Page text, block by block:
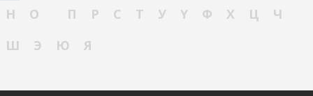
Н
О П Р С Т У Ү Ф Х Ц
Ч
Ш
Э Ю Я